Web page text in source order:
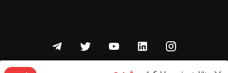
تمامی حقوق این وبسایت متعلق به شنوتو است